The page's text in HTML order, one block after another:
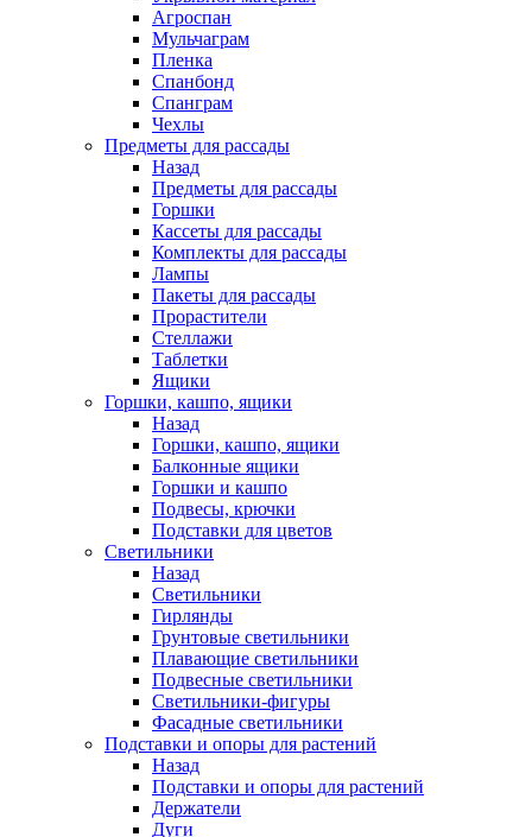
Агроспан
Мульчаграм
Пленка
Спанбонд
Спанграм
Чехлы
Предметы для рассады
Назад
Предметы для рассады
Горшки
Кассеты для рассады
Комплекты для рассады
Лампы
Пакеты для рассады
Прорастители
Стеллажи
Таблетки
Ящики
Горшки, кашпо, ящики
Назад
Горшки, кашпо, ящики
Балконные ящики
Горшки и кашпо
Подвесы, крючки
Подставки для цветов
Светильники
Назад
Светильники
Гирлянды
Грунтовые светильники
Плавающие светильники
Подвесные светильники
Светильники-фигуры
Фасадные светильники
Подставки и опоры для растений
Назад
Подставки и опоры для растений
Держатели
Дуги